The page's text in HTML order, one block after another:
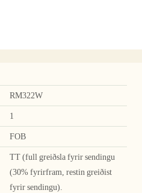
RM322W
1
FOB
TT (full greiðsla fyrir sendingu
(30% fyrirfram, restin greiðist
fyrir sendingu).